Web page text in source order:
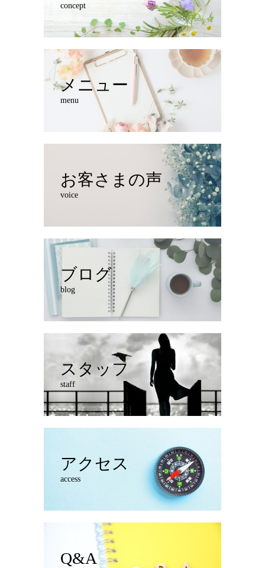
concept
メニュー
menu
お客さまの声
voice
ブログ
blog
スタッフ
staff
アクセス
access
Q&A